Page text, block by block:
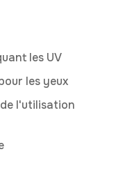
les UV
les yeux
l'utilisation